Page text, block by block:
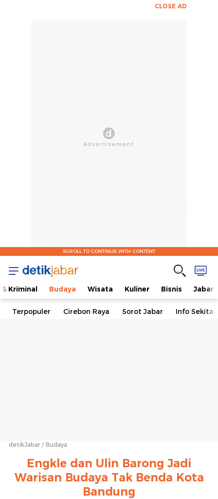
CLOSE AD
SCROLL TO CONTINUE WITH CONTENT
Kriminal Budaya Wisata Kuliner Bisnis Jabar
Terpopuler Cirebon Raya Sorot Jabar Info
detikJabar Budaya
Engkle dan Ulin Barong Jadi
Warisan Budaya Tak Benda Kota
Bandung